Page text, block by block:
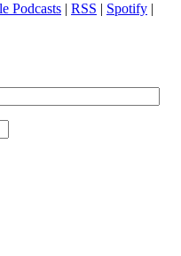
Podcasts | RSS | Spotify |